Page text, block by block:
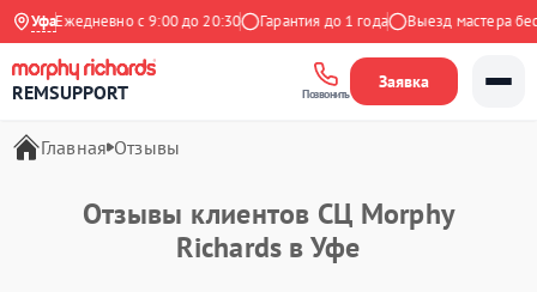
УфаЕжедневно с 9:00 до 20:30 Гарантия до 1 года Выезд мастера
REMSUPPORT Позвонить
Заявка
Главная Отзывы
Отзывы клиентов СЦ Morphy
Richards в Уфе